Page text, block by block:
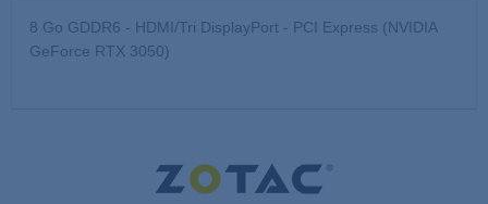
8 Go GDDR6 - HDMI/Tri DisplayPort - PCI Express (NVIDIA
GeForce RTX 3050)